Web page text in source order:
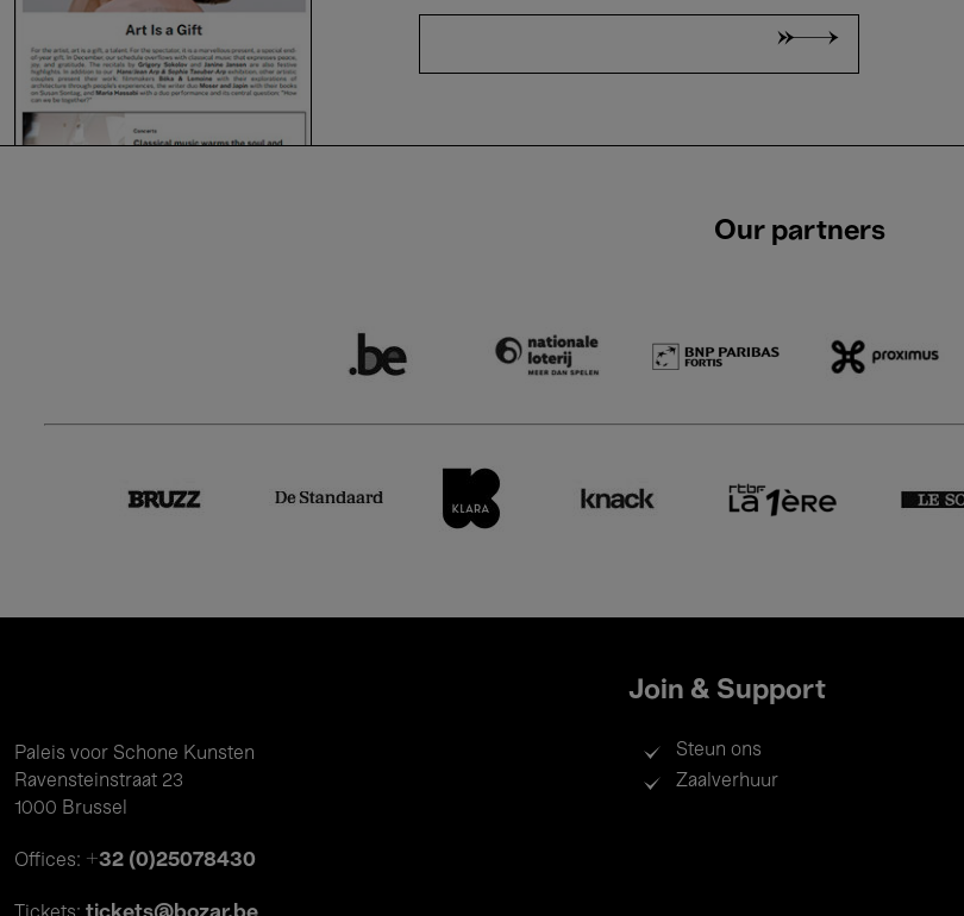
Our partners
Paleis voor Schone Kunsten
Ravensteinstraat 23
1000 Brussel
Offices: +32 (0)25078430
Join & Support
Steun ons
Zaalverhuur